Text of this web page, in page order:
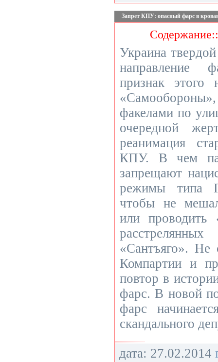
Запрет КПУ: опасный фарс в
Украина
направление
признак этого
факелами по
очередной
реанимация
КПУ. В чем
запрещают
режимы типа
чтобы не
или
«Сантъяго». Не
Компартии и
повтор в
фарс. В новой
фарс
скандального
дата: 27.02.2014